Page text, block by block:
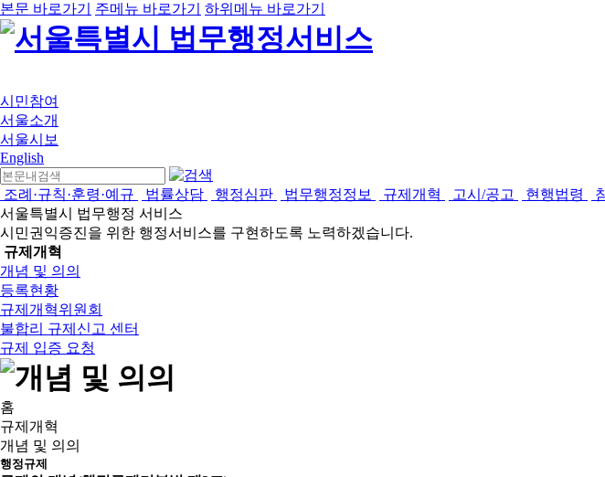
본문 바로가기 주메뉴 바로가기 하위메뉴 바로가기
시민참여
서울소개
서울시보
English
조례·규칙·훈령·예규 법률상담 행정심판 법무행정정보 규제개혁 고시/공고 현행법령
서울특별시 법무행정 서비스
시민권익증진을 위한 행정서비스를 구현하도록 노력하겠습니다.
규제개혁
개념 및 의의
등록현황
규제개혁위원회
불합리 규제신고 센터
규제 입증 요청
홈
규제개혁
개념 및 의의
행정규제